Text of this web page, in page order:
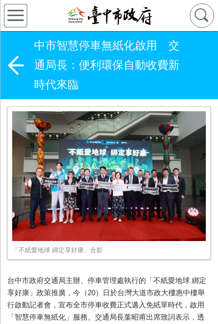
中市智慧停車無紙化啟用 交
通局長：便利環保自動收費新
時代來臨
「不紙愛地球 綁定享好康」合影
台中市政府交通局主辦、停車管理處執行的「不紙愛地球 綁定
享好康」政策推廣，今（20）日於台灣大道市政大樓惠中樓舉
行啟動記者會，宣布全市停車收費正式邁入免紙單時代，啟用
「智慧停車無紙化」服務。交通局長葉昭甫出席致詞表示，透